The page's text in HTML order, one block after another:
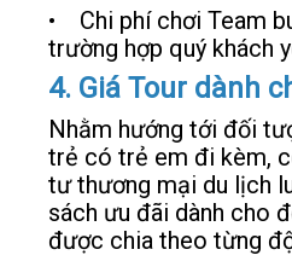
• Chi phí chơi Team
trường hợp quý khách
4. Giá Tour dành
Nhằm hướng tới đối
trẻ có trẻ em đi kèm,
tư thương mại du lịch
sách ưu đãi dành cho
được chia theo từng